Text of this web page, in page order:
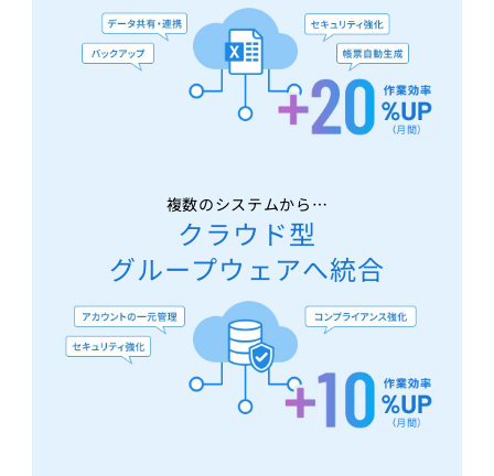
複数のシステムから…
クラウド型
グループウェアへ統合